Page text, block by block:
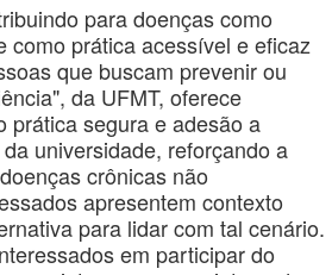
para doenças como
como prática acessível e eficaz
que buscam prevenir ou
da UFMT, oferece
prática segura e adesão a
universidade, reforçando a
crônicas não
apresentem contexto
para lidar com tal cenário.
em participar do